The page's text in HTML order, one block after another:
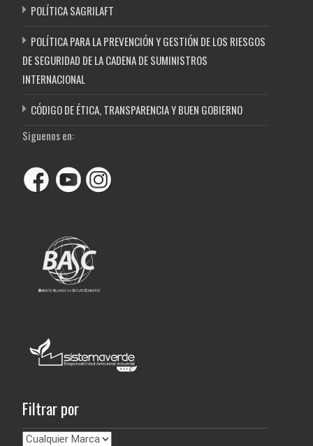
POLÍTICA SAGRILAFT
POLÍTICA PARA LA PREVENCIÓN Y GESTIÓN DE LOS RIESGOS
DE SEGURIDAD DE LA CADENA DE SUMINISTROS
INTERNACIONAL
CÓDIGO DE ÉTICA, TRANSPARENCIA Y BUEN GOBIERNO
Siguenos en:
Filtrar por